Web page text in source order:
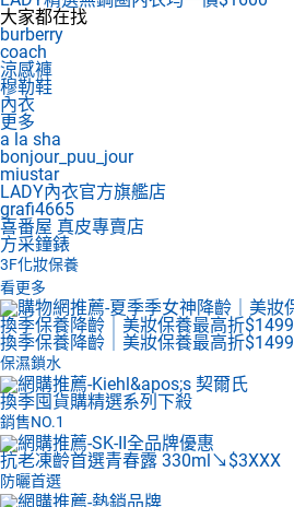
大家都在找
burberry
coach
涼感褲
穆勒鞋
內衣
更多
a la sha
bonjour_puu_jour
miustar
LADY內衣官方旗艦店
grafi4665
喜番屋 真皮專賣店
方采鐘錶
3F化妝保養
看更多
換季保養降齡｜美妝保養最高折$1499
換季保養降齡｜美妝保養最高折$1499
保濕鎖水
換季囤貨購精選系列下殺
銷售NO.1
抗老凍齡首選青春露 330ml↘$3XXX
防曬首選